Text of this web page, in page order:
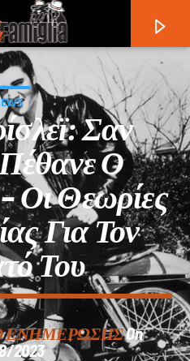
Σαν
Ο
Οι Θεωρίες
Για Τον
Του
ΕΝΗΜΕΡΩΣΗΣOn
2023